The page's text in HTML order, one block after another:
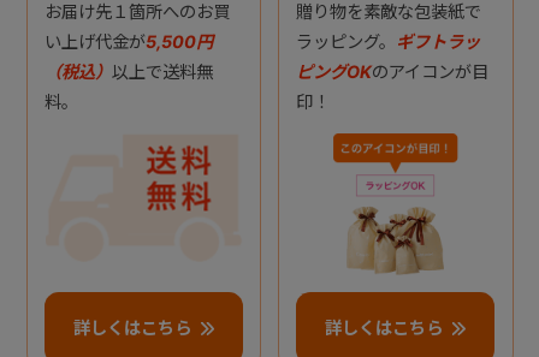
お届け先１箇所へのお買
い上げ代金が5,500円
（税込） 以上で送料無
料。
詳しくはこちら
贈り物を素敵な包装紙で
ラッピング。 ギフトラッ
ピングOKのアイコンが目
印！
詳しくはこちら